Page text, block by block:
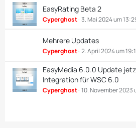
EasyRating Beta 2
Cyperghost 3. Mai 2024 um
Mehrere Updates
Cyperghost 2. April 2024 um
EasyMedia 6.0.0 Update
Integration für WSC 6.0
Cyperghost 10. November 2023